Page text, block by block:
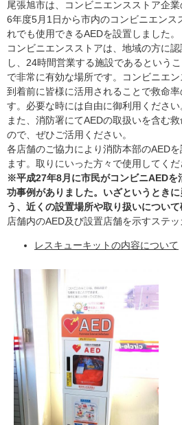
尾張旭市は、コンビニエンスストア企
6年度5月1日から市内のコンビニエンス
れでも使用できるAEDを設置しました。
コンビニエンスストアは、地域の方に
し、24時間営業する施設であるという
で非常に有効な場所です。コンビニエ
到着前に皆様に活用されることで救命
す。必要な時には自由に御利用ください
また、消防署にてAEDの取扱いを含む
ので、ぜひご活用ください。
各店舗のご協力により消防本部のAED
ます。取りにいった方々で使用してくだ
※平成27年8月に市民がコンビニAEDを
功事例がありました。いざというとき
う、近くの設置場所や取り扱いについて
店舗内のAED及び設置店舗を示すステッ
レスキューキットの内容について